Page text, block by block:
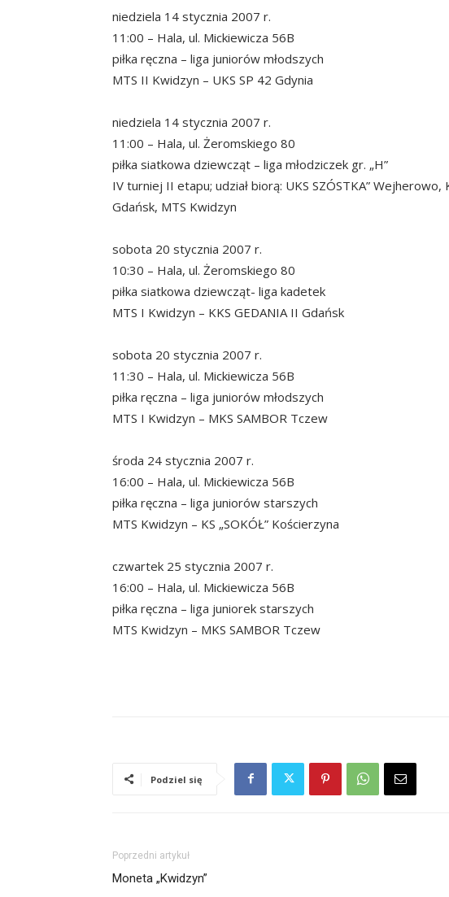
niedziela 14 stycznia 2007 r.
11:00 – Hala, ul. Mickiewicza 56B
piłka ręczna – liga juniorów młodszych
MTS II Kwidzyn – UKS SP 42 Gdynia
niedziela 14 stycznia 2007 r.
11:00 – Hala, ul. Żeromskiego 80
piłka siatkowa dziewcząt – liga młodziczek gr. „H”
IV turniej II etapu; udział biorą: UKS SZÓSTKA” Wejherowo,
Gdańsk, MTS Kwidzyn
sobota 20 stycznia 2007 r.
10:30 – Hala, ul. Żeromskiego 80
piłka siatkowa dziewcząt- liga kadetek
MTS I Kwidzyn – KKS GEDANIA II Gdańsk
sobota 20 stycznia 2007 r.
11:30 – Hala, ul. Mickiewicza 56B
piłka ręczna – liga juniorów młodszych
MTS I Kwidzyn – MKS SAMBOR Tczew
środa 24 stycznia 2007 r.
16:00 – Hala, ul. Mickiewicza 56B
piłka ręczna – liga juniorów starszych
MTS Kwidzyn – KS „SOKÓŁ” Kościerzyna
czwartek 25 stycznia 2007 r.
16:00 – Hala, ul. Mickiewicza 56B
piłka ręczna – liga juniorek starszych
MTS Kwidzyn – MKS SAMBOR Tczew
Podziel się
Poprzedni artykuł
Moneta „Kwidzyn”